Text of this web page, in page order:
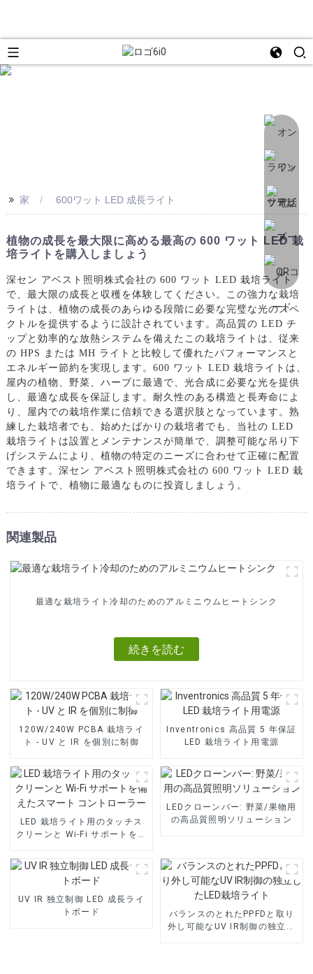
>> 家 600ワット LED 成長ライト
植物の成長を最大限に高める最高の 600 ワット LED 栽
培ライトを購入しましょう
深セン アベスト照明株式会社の 600 ワット LED 栽培ライト
で、最大限の成長と収穫を体験してください。この強力な栽培
ライトは、植物の成長のあらゆる段階に必要な完璧な光のスペ
クトルを提供するように設計されています。高品質の LED チ
ップと効率的な放熱システムを備えたこの栽培ライトは、従来
の HPS または MH ライトと比較して優れたパフォーマンスと
エネルギー節約を実現します。600 ワット LED 栽培ライトは、
屋内の植物、野菜、ハーブに最適で、光合成に必要な光を提供
し、最適な成長を保証します。耐久性のある構造と長寿命によ
り、屋内での栽培作業に信頼できる選択肢となっています。熟
練した栽培者でも、始めたばかりの栽培者でも、当社の LED
栽培ライトは設置とメンテナンスが簡単で、調整可能な吊り下
げシステムにより、植物の特定のニーズに合わせて正確に配置
できます。深セン アベスト照明株式会社の 600 ワット LED 栽
培ライトで、植物に最適なものに投資しましょう。
関連製品
最適な栽培ライト冷却のためのアルミニウムヒートシンク
続きを読む
120W/240W PCBA 栽培ライ
ト - UV と IR を個別に制御
Inventronics 高品質 5 年保証
LED 栽培ライト用電源
LED 栽培ライト用のタッチス
クリーンと Wi-Fi サポートを備
LEDクローンバー: 野菜/果物用
の高品質照明ソリューション
UV IR 独立制御 LED 成長ライ
トボード
バランスのとれたPPFDと取り
外し可能なUV IR制御の独立し